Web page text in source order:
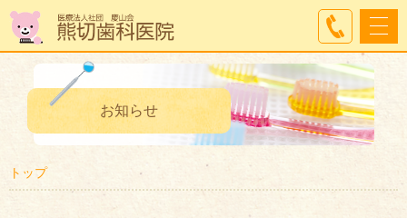
お知らせ
トップ